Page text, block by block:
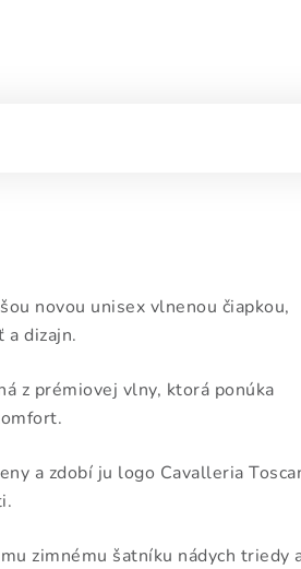
novou unisex vlnenou čiapkou,
a dizajn.
z prémiovej vlny, ktorá ponúka
a zdobí ju logo Cavalleria
zimnému šatníku nádych triedy